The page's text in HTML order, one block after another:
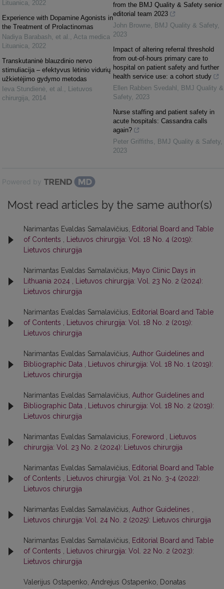
Lituanica, 2022
Experience with Dopamine Agonists in
the Treatment of Prolactinomas
Nadiya Barabash, et al. , Acta medica
Lituanica, 2022
Transkutaninė blauzdinio nervo
stimuliacija – efektyvus lėtinio vidurių
užkietėjimo gydymo metodas
Ieva Stundienė, et al. , Lietuvos
chirurgija, 2014
from the BMJ Quality & Safety senior
editorial team 2023
John Browne, BMJ Quality & Safety,
2023
Impact of altering referral threshold
from out-of-hours primary care to
hospital on patient safety and further
health service use: a cohort study
Ellen Rabben Svedahl , BMJ Quality &
Safety, 2023
Nurse staffing and patient safety in
acute hospitals: Cassandra calls
again?
Peter Griffiths, BMJ Quality & Safety,
2023
Powered by
Most read articles by the same author(s)
Narimantas Evaldas Samalavičius,
Editorial Board and Table
of Contents
Lietuvos chirurgija: Vol. 18 No. 4 (2019):
Lietuvos chirurgija
Narimantas Evaldas Samalavičius,
Mayo Clinic Days in
Lithuania 2024
Lietuvos chirurgija: Vol. 23 No. 2 (2024):
Lietuvos chirurgija
Narimantas Evaldas Samalavičius,
Editorial Board and Table
of Contents
Lietuvos chirurgija: Vol. 18 No. 2 (2019):
Lietuvos chirurgija
Narimantas Evaldas Samalavičius, Author Guidelines and
Bibliographic Data
Lietuvos chirurgija: Vol. 18 No. 1 (2019):
Lietuvos chirurgija
Narimantas Evaldas Samalavičius, Author Guidelines and
Bibliographic Data
Lietuvos chirurgija: Vol. 18 No. 2 (2019):
Lietuvos chirurgija
Narimantas Evaldas Samalavicius, Foreword
Lietuvos
chirurgija: Vol. 23 No. 2 (2024): Lietuvos chirurgija
Narimantas Evaldas Samalavičius,
Editorial Board and Table
of Contents
Lietuvos chirurgija: Vol. 21 No. 3-4 (2022):
Lietuvos chirurgija
Narimantas Evaldas Samalavičius, Author Guidelines
Lietuvos chirurgija: Vol. 24 No. 2 (2025): Lietuvos chirurgija
Narimantas Evaldas Samalavičius,
Editorial Board and Table
of Contents
Lietuvos chirurgija: Vol. 22 No. 2 (2023):
Lietuvos chirurgija
Valerijus Ostapenko, Andrejus Ostapenko, Donatas